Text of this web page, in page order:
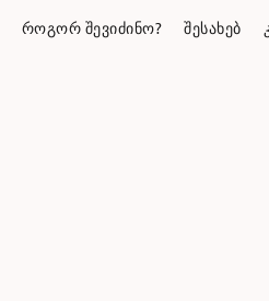
ᲠᲝᲒᲝᲠ ᲨᲔᲕᲘᲫᲘᲜᲝ? ᲨᲔᲡᲐᲮᲔᲑ